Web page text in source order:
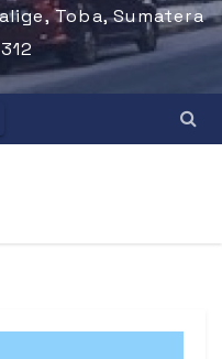
Toba, Sumatera